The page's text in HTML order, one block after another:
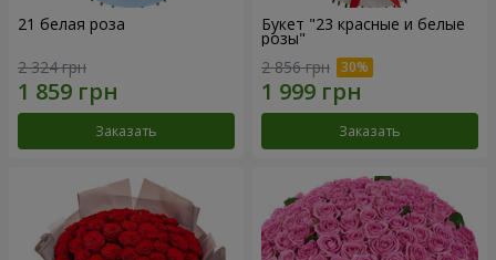
21 белая роза
2 324 грн
Заказать
Букет "23 красные и белые
розы"
2 856 грн
Заказать